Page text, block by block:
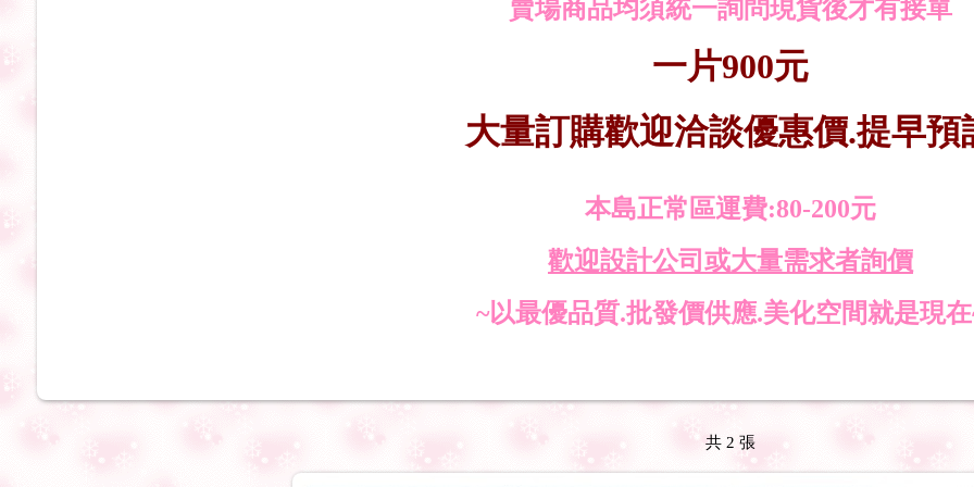
賣場商品均須統一詢問現貨後才有接單
一片900元
大量訂購歡迎洽談優惠價.提早預
本島正常區運費:80-200元
歡迎設計公司或大量需求者詢價
~以最優品質.批發價供應.美化空間就是現
共 2 張